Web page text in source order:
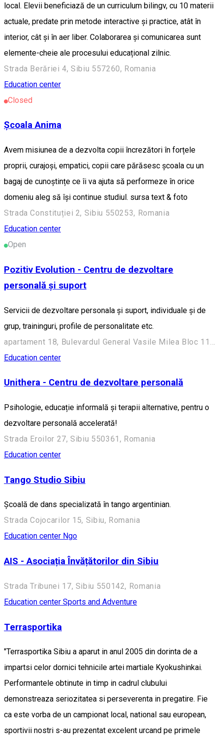
local. Elevii beneficiază de un curriculum bilingv, cu 10 materii
actuale, predate prin metode interactive și practice, atât în
interior, cât și în aer liber. Colaborarea și comunicarea sunt
elemente-cheie ale procesului educațional zilnic.
Strada Berăriei 4, Sibiu 557260, Romania
Education center
Closed
Școala Anima
Avem misiunea de a dezvolta copii încrezători în forțele
proprii, curajoși, empatici, copii care părăsesc școala cu un
bagaj de cunoștințe ce îi va ajuta să performeze în orice
domeniu aleg să își continue studiul. sursa text & foto
Strada Constituției 2, Sibiu 550253, Romania
Education center
Open
Pozitiv Evolution - Centru de dezvoltare
personală și suport
Servicii de dezvoltare personala și suport, individuale și de
grup, traininguri, profile de personalitate etc.
Education center
Unithera - Centru de dezvoltare personală
Psihologie, educație informală și terapii alternative, pentru o
dezvoltare personală accelerată!
Strada Eroilor 27, Sibiu 550361, Romania
Education center
Tango Studio Sibiu
Școală de dans specializată în tango argentinian.
Strada Cojocarilor 15, Sibiu, Romania
Education center Ngo
AIS - Asociația Învățătorilor din Sibiu
Strada Tribunei 17, Sibiu 550142, Romania
Education center Sports and Adventure
Terrasportika
"Terrasportika Sibiu a aparut in anul 2005 din dorinta de a
impartsi celor dornici tehnicile artei martiale Kyokushinkai.
Performantele obtinute in timp in cadrul clubului
demonstreaza seriozitatea si perseverenta in pregatire. Fie
ca este vorba de un campionat local, national sau european,
sportivii nostri s-au prezentat excelent urcand pe primele